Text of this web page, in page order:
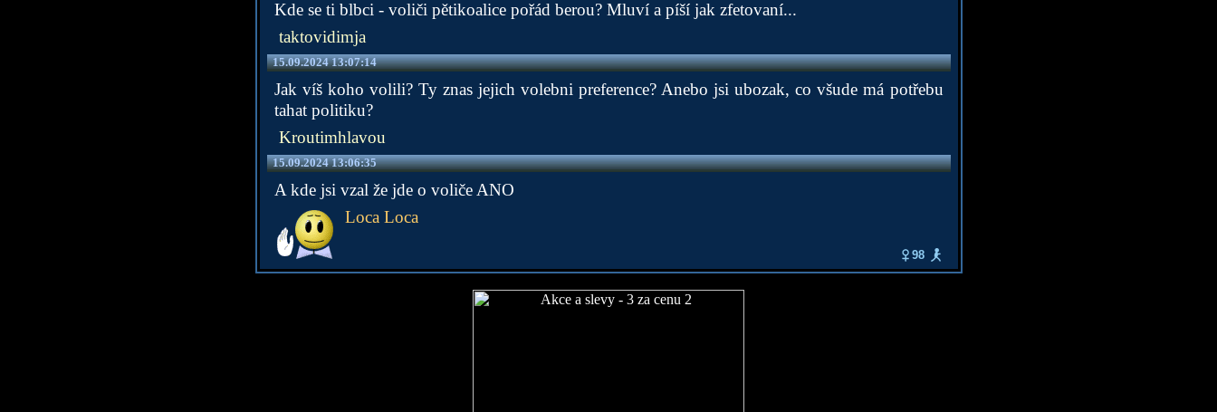
Kde se ti blbci - voliči pětikoalice pořád berou? Mluví a píší jak zfetovaní...
taktovidimja
15.09.2024 13:07:14
Jak víš koho volili? Ty znas jejich volebni preference? Anebo jsi ubozak, co všude má potřebu
tahat politiku?
Kroutimhlavou
15.09.2024 13:06:35
A kde jsi vzal že jde o voliče ANO
Loca Loca
98